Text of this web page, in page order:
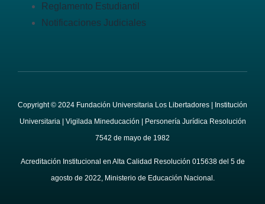
Reglamento Estudiantil
Notificaciones Judiciales
Copyright © 2024 Fundación Universitaria Los Libertadores | Institución
Universitaria | Vigilada Mineducación | Personería Jurídica Resolución
7542 de mayo de 1982
Acreditación Institucional en Alta Calidad Resolución 015638 del 5 de
agosto de 2022, Ministerio de Educación Nacional.